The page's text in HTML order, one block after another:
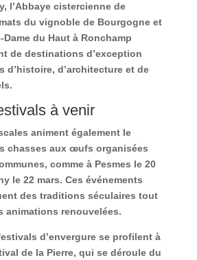
l’Abbaye cistercienne de
du vignoble de Bourgogne et
Dame du Haut à Ronchamp
de destinations d’exception
d’histoire, d’architecture et de
à venir
animent également le
chasses aux œufs organisées
comme à Pesmes le 20
le 22 mars. Ces événements
des traditions séculaires tout
animations renouvelées.
d’envergure se profilent à
de la Pierre, qui se déroule du